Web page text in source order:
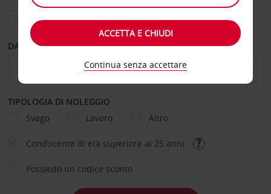
Scegli una località di riconsegna diversa
DAL GIORNO AL GIORNO
TIPOLOGIA DI NOLEGGIO
Svago
Lavoro Altro
Conducente di età superiore ai 25 anni
Possiedo un codice sconto
ACCETTA E CHIUDI
Continua senza accettare